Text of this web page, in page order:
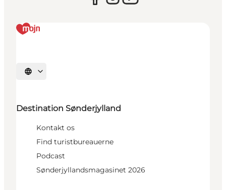
Vælg sprog
Destination Sønderjylland
Kontakt os
Find turistbureauerne
Podcast
Sønderjyllandsmagasinet 2026